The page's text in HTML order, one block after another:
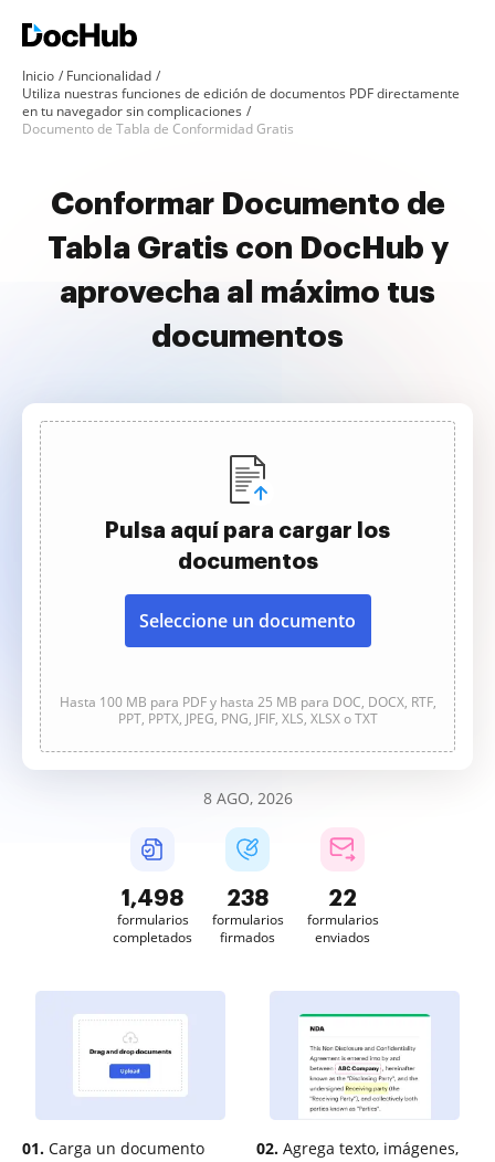
Inicio
Funcionalidad
Utiliza nuestras funciones de edición de documentos PDF directamente
en tu navegador sin complicaciones
Documento de Tabla de Conformidad Gratis
Conformar Documento de
Tabla Gratis con DocHub y
aprovecha al máximo tus
documentos
Pulsa aquí para cargar los
documentos
Seleccione un documento
Hasta 100 MB para PDF y hasta 25 MB para DOC, DOCX, RTF,
PPT, PPTX, JPEG, PNG, JFIF, XLS, XLSX o TXT
8 AGO, 2026
1,499
formularios
completados
238
formularios
firmados
22
formularios
enviados
01. Carga un documento
02. Agrega texto, imágenes,